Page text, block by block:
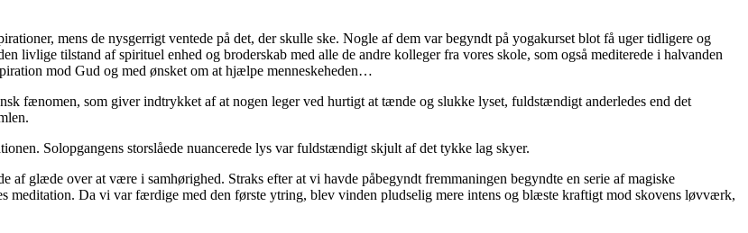
mens de nysgerrigt ventede på det, der skulle ske. Nogle af dem var begyndt på yogakurset blot få uger tidligere og
livlige tilstand af spirituel enhed og broderskab med alle de andre kolleger fra vores skole, som også mediterede i halvanden
mod Gud og med ønsket om at hjælpe menneskeheden…
fænomen, som giver indtrykket af at nogen leger ved hurtigt at tænde og slukke lyset, fuldstændigt anderledes end det
Solopgangens storslåede nuancerede lys var fuldstændigt skjult af det tykke lag skyer.
glæde over at være i samhørighed. Straks efter at vi havde påbegyndt fremmaningen begyndte en serie af magiske
meditation. Da vi var færdige med den første ytring, blev vinden pludselig mere intens og blæste kraftigt mod skovens løvværk,